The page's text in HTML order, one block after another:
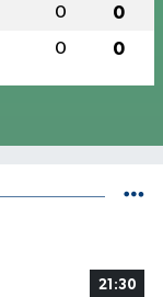
0 0
0 0
21:30